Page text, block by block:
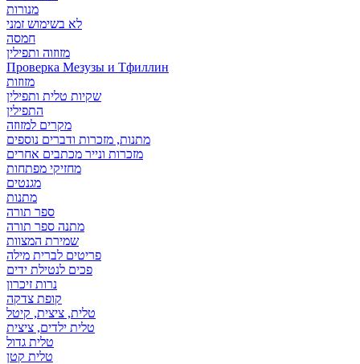
מנורות
לא בשימוש זמני
חמסה
מזוזוה ותפילין
Проверка Мезузы и Тфиллин
מזוזות
שקיות טלית ותפילין
התפילין
מקרים למזוזה
מתנות, מזכרות ודברים נוספים
מזכרות ונייר מכתבים אחרים
מחזיקי מפתחות
מגנטים
מתנות
ספר תורה
מתנה ספר תורה
שמירת המצוות
פריטים לברית מילה
פכים לנטילת ידים
נרות זיכרון
קופת צדקה
טלית, ציצית, קיטל
טלית ילדים, ציצית
טלית גדול
טלית קטן